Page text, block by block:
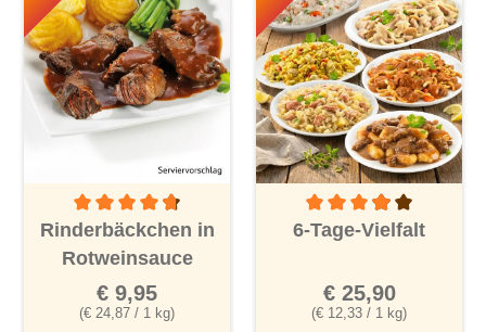
Durchschnittliche Bewertung von 4.6 von 5 Sternen
Rinderbäckchen in
Rotweinsauce
(€ 24,87 / 1 kg)
€ 9,95
Durchschnittliche
6-Tage-Vielfalt
(€ 12,33 / 1 kg)
€ 25,90